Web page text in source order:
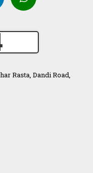
Rasta, Dandi Road,